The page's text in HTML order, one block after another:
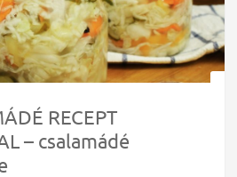
RECEPT
– csalamádé